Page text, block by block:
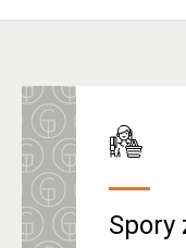
Spory